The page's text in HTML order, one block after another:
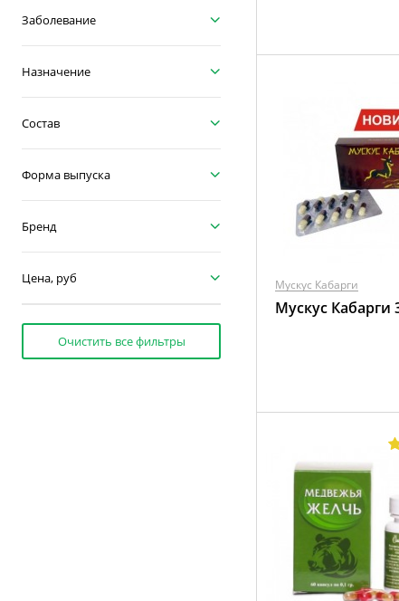
Заболевание
Назначение
Состав
Форма выпуска
Бренд
Цена, руб
Очистить все фильтры
Мускус Кабарги
Мускус Кабарги